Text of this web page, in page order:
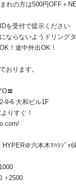
れの方は500円OFF＋
を受付で提示ください
ならないようドリングタ
！途中外出OK！
おります。
〓
9-6 大和ビル1F
りすぐ！
＠六本木ﾏﾊﾗｼﾞｬ
♀2500